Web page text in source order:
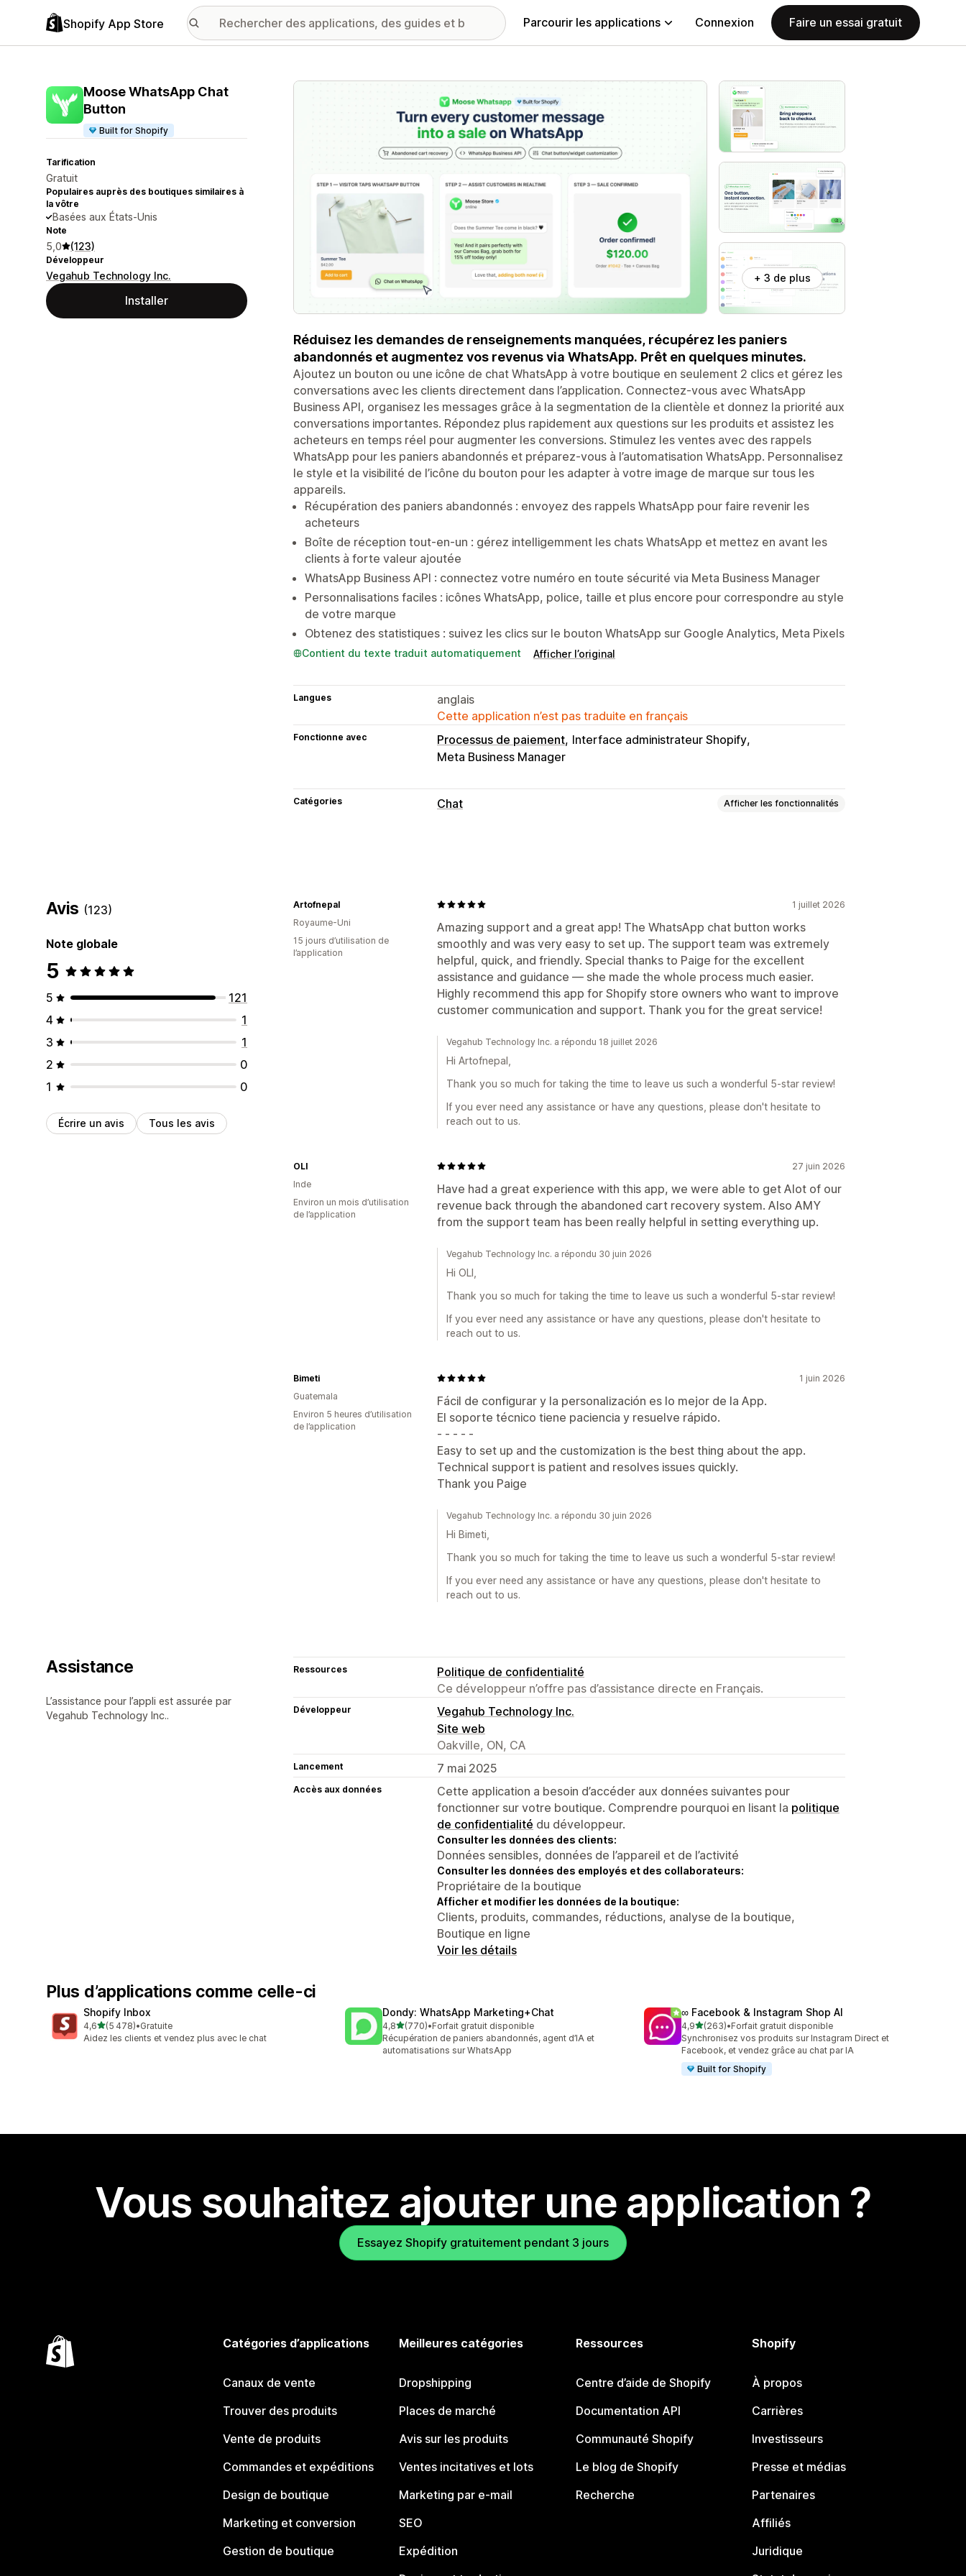
Shopify App Store Parcourir les applications Connexion Faire un essai gratuit
Moose WhatsApp Chat
Button
Built for Shopify
Tarification
Gratuit
Populaires auprès des boutiques similaires à
la vôtre
Basées aux États-Unis
Note
5,0 (123)
Développeur
Vegahub Technology Inc.
Installer
Galerie d’images vedette
+ 3 de plus
Réduisez les demandes de renseignements manquées, récupérez les paniers
abandonnés et augmentez vos revenus via WhatsApp. Prêt en quelques minutes.
Ajoutez un bouton ou une icône de chat WhatsApp à votre boutique en seulement 2 clics et gérez les
conversations avec les clients directement dans l’application. Connectez-vous avec WhatsApp
Business API, organisez les messages grâce à la segmentation de la clientèle et donnez la priorité aux
conversations importantes. Répondez plus rapidement aux questions sur les produits et assistez les
acheteurs en temps réel pour augmenter les conversions. Stimulez les ventes avec des rappels
WhatsApp pour les paniers abandonnés et préparez-vous à l’automatisation WhatsApp. Personnalisez
le style et la visibilité de l’icône du bouton pour les adapter à votre image de marque sur tous les
appareils.
Récupération des paniers abandonnés : envoyez des rappels WhatsApp pour faire revenir les
acheteurs
Boîte de réception tout-en-un : gérez intelligemment les chats WhatsApp et mettez en avant les
clients à forte valeur ajoutée
WhatsApp Business API : connectez votre numéro en toute sécurité via Meta Business Manager
Personnalisations faciles : icônes WhatsApp, police, taille et plus encore pour correspondre au style
de votre marque
Obtenez des statistiques : suivez les clics sur le bouton WhatsApp sur Google Analytics, Meta Pixels
Contient du texte traduit automatiquement Afficher l’original
Langues
anglais
Cette application n’est pas traduite en français
Fonctionne avec Processus de paiement Interface administrateur Shopify
Meta Business Manager
Catégories Chat Afficher les fonctionnalités
Salutations
Personnalisation
Couleur et police Emojis et vignettes Message d’accueil
Boutons du chat
Avis (123)
Note globale
5
5
121
4
1
3
1
2
0
1
0
Écrire un avis Tous les avis
1 juillet 2026
Amazing support and a great app! The WhatsApp chat button works
smoothly and was very easy to set up. The support team was extremely
helpful, quick, and friendly. Special thanks to Paige for the excellent
assistance and guidance — she made the whole process much easier.
Highly recommend this app for Shopify store owners who want to improve
customer communication and support. Thank you for the great service!
Artofnepal
Royaume-Uni
15 jours d’utilisation de
l’application
Vegahub Technology Inc. a répondu 18 juillet 2026
Hi Artofnepal,
Thank you so much for taking the time to leave us such a wonderful 5-star review!
If you ever need any assistance or have any questions, please don't hesitate to
reach out to us.
27 juin 2026
Have had a great experience with this app, we were able to get Alot of our
revenue back through the abandoned cart recovery system. Also AMY
from the support team has been really helpful in setting everything up.
OLI
Inde
Environ un mois d’utilisation
de l’application
Vegahub Technology Inc. a répondu 30 juin 2026
Hi OLI,
Thank you so much for taking the time to leave us such a wonderful 5-star review!
If you ever need any assistance or have any questions, please don't hesitate to
reach out to us.
1 juin 2026
Fácil de configurar y la personalización es lo mejor de la App.
El soporte técnico tiene paciencia y resuelve rápido.
- - - - -
Easy to set up and the customization is the best thing about the app.
Technical support is patient and resolves issues quickly.
Thank you Paige
Bimeti
Guatemala
Environ 5 heures d’utilisation
de l’application
Vegahub Technology Inc. a répondu 30 juin 2026
Hi Bimeti,
Thank you so much for taking the time to leave us such a wonderful 5-star review!
If you ever need any assistance or have any questions, please don't hesitate to
reach out to us.
Assistance
L’assistance pour l’appli est assurée par
Vegahub Technology Inc..
Ressources
Politique de confidentialité
Ce développeur n’offre pas d’assistance directe en Français.
Développeur
Vegahub Technology Inc.
Site web
Oakville, ON, CA
Lancement 7 mai 2025
Accès aux données
Cette application a besoin d’accéder aux données suivantes pour
fonctionner sur votre boutique. Comprendre pourquoi en lisant la politique
de confidentialité du développeur.
Consulter les données des clients:
Données sensibles, données de l’appareil et de l’activité
Consulter les données des employés et des collaborateurs:
Propriétaire de la boutique
Afficher et modifier les données de la boutique:
Clients, produits, commandes, réductions, analyse de la boutique,
Boutique en ligne
Voir les détails
Plus d’applications comme celle-ci
Shopify Inbox
4,6étoile(s) sur 5
(5 478)
5478 avis au total
•Gratuite
Aidez les clients et vendez plus avec le chat
Dondy: WhatsApp Marketing+Chat
4,8étoile(s) sur 5
(770)
770 avis au total
•Forfait gratuit disponible
Récupération de paniers abandonnés, agent d’IA et
automatisations sur WhatsApp
∞ Facebook & Instagram Shop AI
4,9étoile(s) sur 5
(263)
263 avis au total
•Forfait gratuit disponible
Synchronisez vos produits sur Instagram Direct et
Facebook, et vendez grâce au chat par IA
Built for Shopify
Vous souhaitez ajouter une application ?
Essayez Shopify gratuitement pendant 3 jours
Catégories d’applications
Canaux de vente
Trouver des produits
Vente de produits
Commandes et expéditions
Design de boutique
Marketing et conversion
Gestion de boutique
Meilleures catégories
Dropshipping
Places de marché
Avis sur les produits
Ventes incitatives et lots
Marketing par e-mail
SEO
Expédition
Ressources
Centre d’aide de Shopify
Documentation API
Communauté Shopify
Le blog de Shopify
Recherche
Shopify
À propos
Carrières
Investisseurs
Presse et médias
Partenaires
Affiliés
Juridique